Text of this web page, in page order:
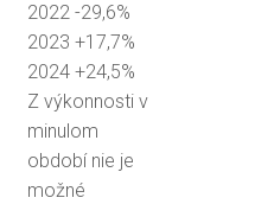
2022 -29,6%
2023 +17,7%
2024 +24,5%
Z výkonnosti v
minulom
období nie je
možné